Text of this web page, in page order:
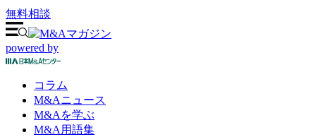
無料相談
powered by
コラム
M&Aニュース
M&Aを学ぶ
M&A 用語集